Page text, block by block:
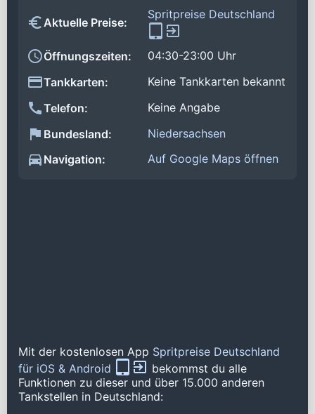
Aktuelle Preise:
Spritpreise Deutschland
Öffnungszeiten:
04:30-23:00 Uhr
Tankkarten:
Keine Tankkarten bekannt
Telefon:
Keine Angabe
Bundesland:
Niedersachsen
Navigation:
Auf Google Maps öffnen
Mit der kostenlosen App Spritpreise Deutschland
für iOS & Android
bekommst du alle
Funktionen zu dieser und über 15.000 anderen
Tankstellen in Deutschland: